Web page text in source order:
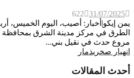
31/07/2025
622
يمن إيكو|أخبار: أصيب، اليوم الخميس،
الطرق في مركز مدينة الشرق بمحافظة
مروع حدث في نقيل بني...
انهيار صخريذمار
أحدث المقالات